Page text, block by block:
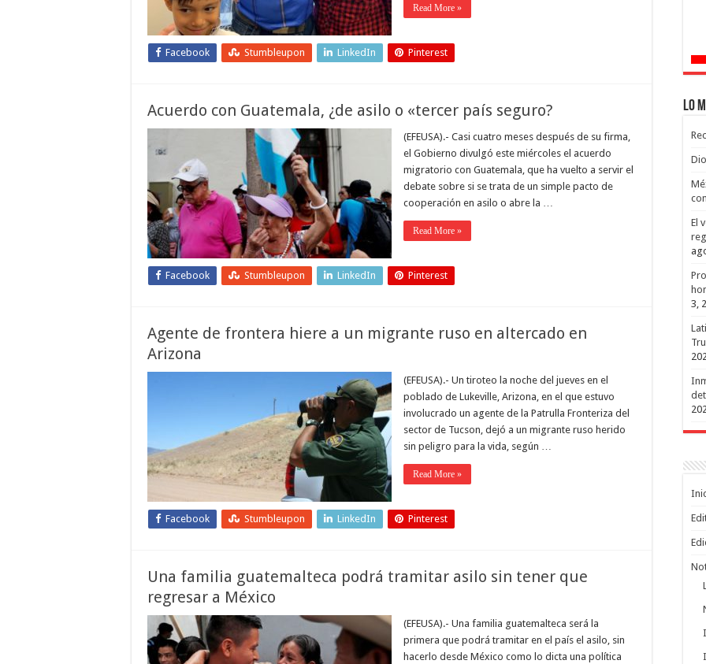
Read More »
Facebook Stumbleupon LinkedIn Pinterest
Acuerdo con Guatemala, ¿de asilo o «tercer país seguro?
(EFEUSA).- Casi cuatro meses después de su firma,
el Gobierno divulgó este miércoles el acuerdo
migratorio con Guatemala, que ha vuelto a servir el
debate sobre si se trata de un simple pacto de
cooperación en asilo o abre la …
Read More »
Facebook Stumbleupon LinkedIn Pinterest
Agente de frontera hiere a un migrante ruso en altercado en
Arizona
(EFEUSA).- Un tiroteo la noche del jueves en el
poblado de Lukeville, Arizona, en el que estuvo
involucrado un agente de la Patrulla Fronteriza del
sector de Tucson, dejó a un migrante ruso herido
sin peligro para la vida, según …
Read More »
Facebook Stumbleupon LinkedIn Pinterest
Una familia guatemalteca podrá tramitar asilo sin tener que
regresar a México
(EFEUSA).- Una familia guatemalteca será la
primera que podrá tramitar en el país el asilo, sin
hacerlo desde México como lo dicta una política
Lo
El
3,